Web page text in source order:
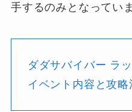
手するのみとなってい
ダダサバイバー ラ
イベント内容と攻略